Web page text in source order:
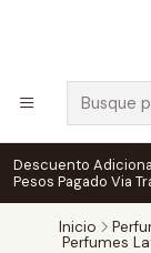
Descuento
Pesos Pagado Via
Inicio
Perfumes